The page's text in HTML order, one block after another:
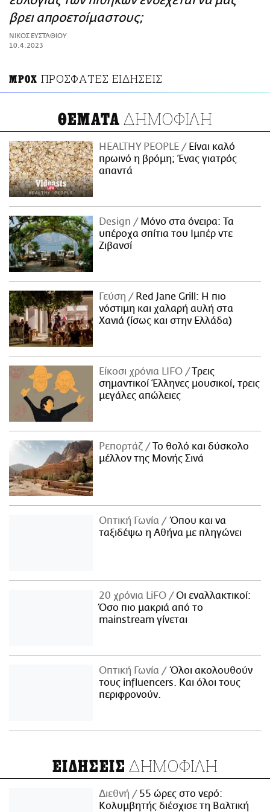
ΑΜΠΑ
PRINT
βρει απροετοίμαστους;
ΝΙΚΟΣ ΕΥΣΤΑΘΙΟΥ
10.4.2023
ΜPOX ΠΡΟΣΦΑΤΕΣ ΕΙΔΗΣΕΙΣ
ΘΕΜΑΤΑ ΔΗΜΟΦΙΛΗ
HEALTHY PEOPLE
Είναι καλό
πρωινό η βρόμη; Ένας γιατρός
απαντά
Design
Μόνο στα όνειρα: Τα
υπέροχα σπίτια του Ιμπέρ ντε
Ζιβανσί
Γεύση
Red Jane Grill: Η πιο
νόστιμη και χαλαρή αυλή στα
Χανιά (ίσως και στην Ελλάδα)
Είκοσι χρόνια LIFO
Tρεις
σημαντικοί Έλληνες μουσικοί, τρεις
μεγάλες απώλειες
Ρεπορτάζ
Το θολό και δύσκολο
μέλλον της Μονής Σινά
Οπτική Γωνία
Όπου και να
ταξιδέψω η Αθήνα με πληγώνει
20 χρόνια LiFO
Οι εναλλακτικοί:
Όσο πιο μακριά από το
mainstream γίνεται
Οπτική Γωνία
Όλοι ακολουθούν
τους influencers. Και όλοι τους
περιφρονούν.
ΕΙΔΗΣΕΙΣ ΔΗΜΟΦΙΛΗ
Διεθνή
55 ώρες στο νερό:
Κολυμβητής διέσχισε τη Βαλτική